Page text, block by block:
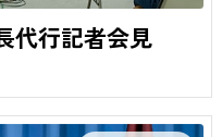
代行記者会見